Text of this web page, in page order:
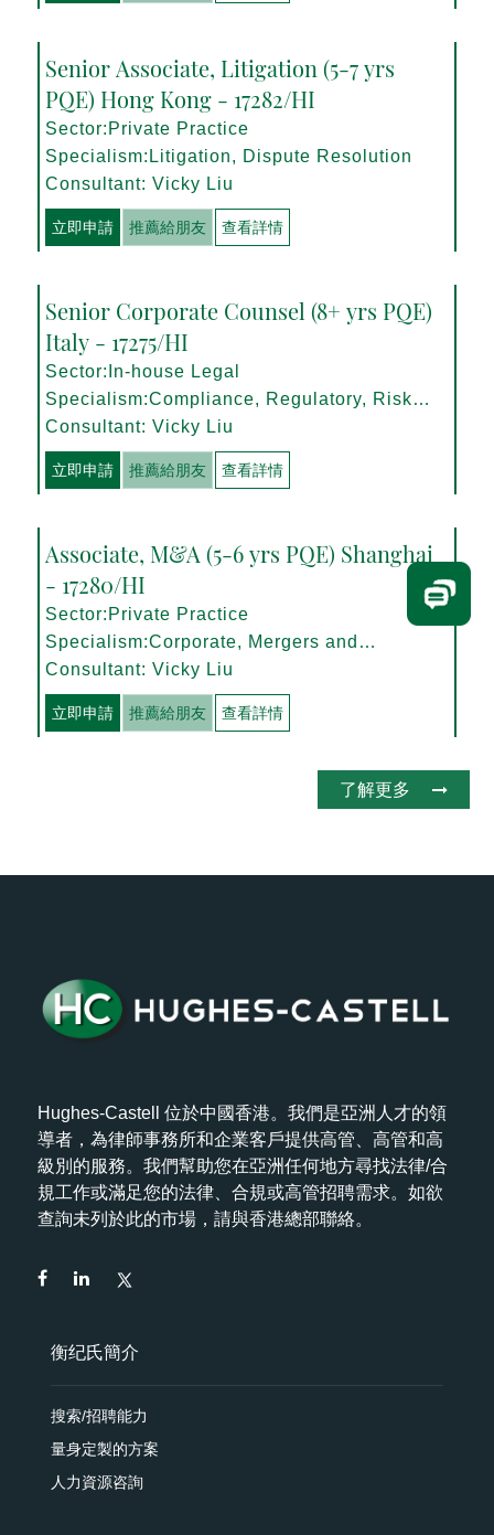
Senior Associate, Litigation (5-7 yrs
PQE) Hong Kong - 17282/HI
Sector:Private Practice
Specialism:Litigation, Dispute Resolution
Consultant: Vicky Liu
立即申請 推薦給朋友 查看詳情
Senior Corporate Counsel (8+ yrs PQE)
Italy - 17275/HI
Sector:In-house Legal
Specialism:Compliance, Regulatory, Risk
Management
Consultant: Vicky Liu
立即申請 推薦給朋友 查看詳情
Associate, M&A (5-6 yrs PQE) Shanghai
- 17280/HI
Sector:Private Practice
Specialism:Corporate, Mergers and
Acquisitions
Consultant: Vicky Liu
立即申請 推薦給朋友 查看詳情
了解更多
Hughes-Castell 位於中國香港。我們是亞洲人才的領
導者，為律師事務所和企業客戶提供高管、高管和高
級別的服務。我們幫助您在亞洲任何地方尋找法律/合
規工作或滿足您的法律、合規或高管招聘需求。如欲
查詢未列於此的市場，請與香港總部聯絡。
衡纪氏簡介
搜索/招聘能力
量身定製的方案
人力資源咨詢